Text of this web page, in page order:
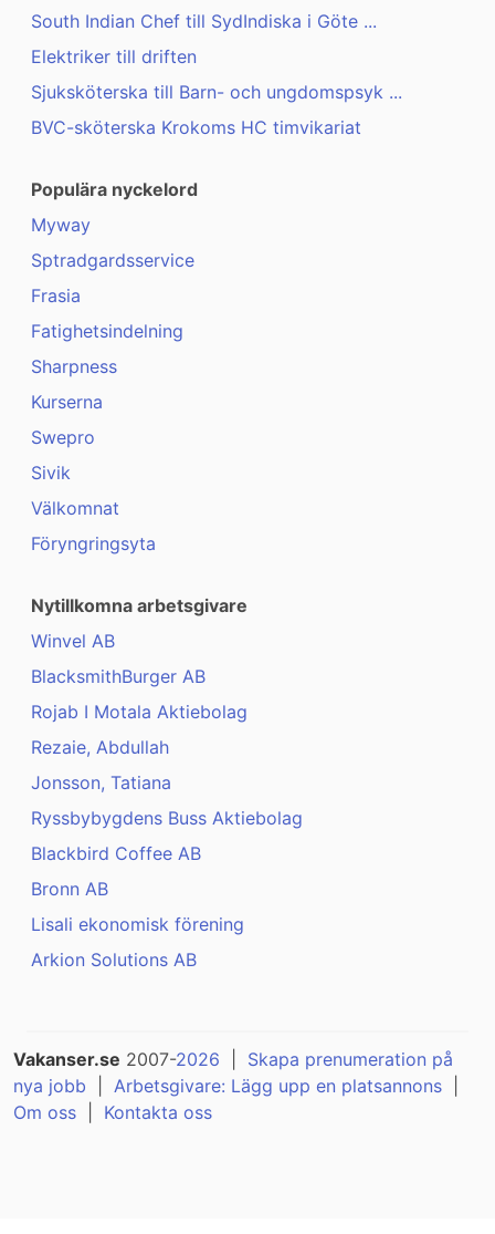
South Indian Chef till SydIndiska i Göte ...
Elektriker till driften
Sjuksköterska till Barn- och ungdomspsyk ...
BVC-sköterska Krokoms HC timvikariat
Populära nyckelord
Myway
Sptradgardsservice
Frasia
Fatighetsindelning
Sharpness
Kurserna
Swepro
Sivik
Välkomnat
Föryngringsyta
Nytillkomna arbetsgivare
Winvel AB
BlacksmithBurger AB
Rojab I Motala Aktiebolag
Rezaie, Abdullah
Jonsson, Tatiana
Ryssbybygdens Buss Aktiebolag
Blackbird Coffee AB
Bronn AB
Lisali ekonomisk förening
Arkion Solutions AB
Vakanser.se 2007-2026
Skapa prenumeration på
nya jobb
Arbetsgivare: Lägg upp en platsannons
Om oss
Kontakta oss